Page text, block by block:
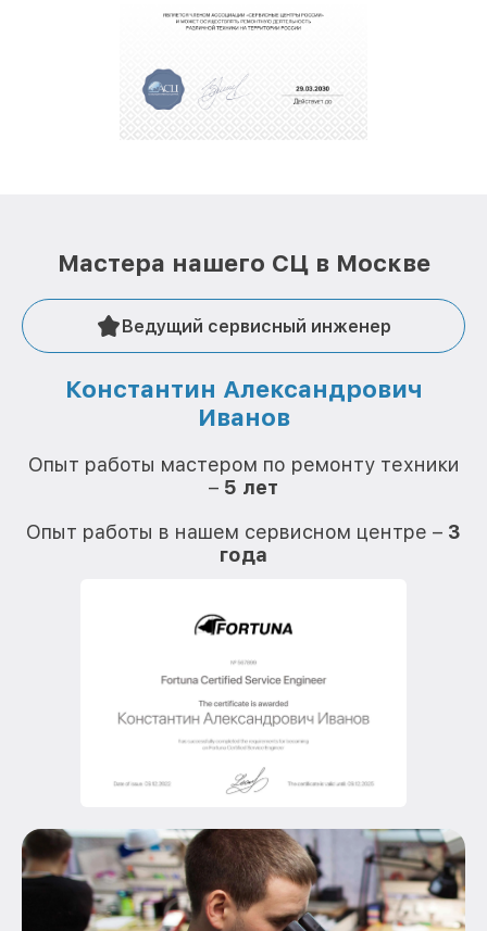
обеспечат доставку устройств в сервис в
полной сохранности и бесплатно.
положительные отзывы и обрели отличную
репутацию. Мы постоянно совершенствуемся и
Мастера нашего СЦ в Москве
Ведущий сервисный инженер
Константин Александрович
Иванов
Опыт работы мастером по ремонту техники
– 5 лет
Опыт работы в нашем сервисном центре – 3
года